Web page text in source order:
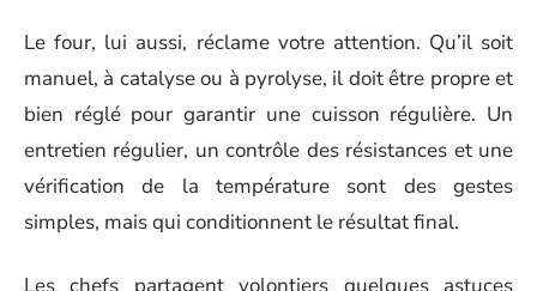
Le four, lui aussi, réclame votre attention. Qu’il soit
manuel, à catalyse ou à pyrolyse, il doit être propre et
bien réglé pour garantir une cuisson régulière. Un
entretien régulier, un contrôle des résistances et une
vérification de la température sont des gestes
simples, mais qui conditionnent le résultat final.
Les chefs partagent volontiers quelques astuces